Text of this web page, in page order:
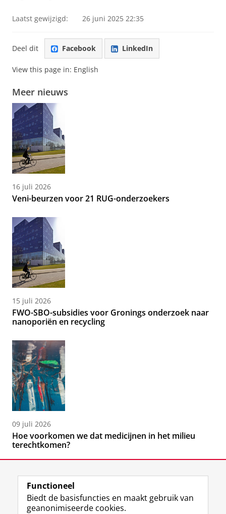
Laatst gewijzigd: 26 juni 2025 22:35
Deel dit Facebook LinkedIn
View this page in: English
Meer nieuws
16 juli 2026
Veni-beurzen voor 21 RUG-onderzoekers
15 juli 2026
FWO-SBO-subsidies voor Gronings onderzoek naar
nanoporiën en recycling
09 juli 2026
Hoe voorkomen we dat medicijnen in het milieu
terechtkomen?
Functioneel
Biedt de basisfuncties en maakt gebruik van
geanonimiseerde cookies.